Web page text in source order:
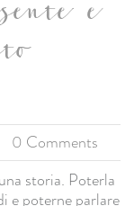
e
0 Comments
storia. Poterla
e poterne parlare